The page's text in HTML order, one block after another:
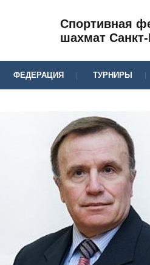
Спортивная
шахмат Санкт-
ФЕДЕРАЦИЯ ТУРНИРЫ